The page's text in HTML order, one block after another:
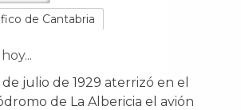
de Cantabria
de julio de 1929 aterrizó en el
de La Albericia el avión